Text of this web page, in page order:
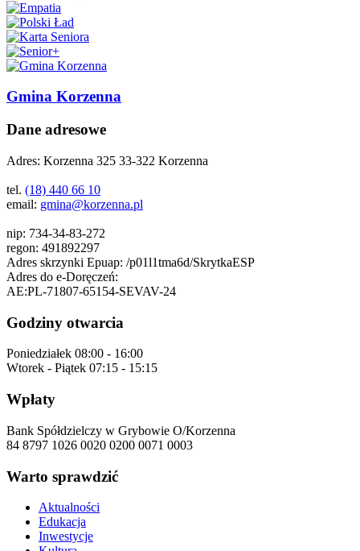
Gmina Korzenna
Dane adresowe
Adres: Korzenna 325 33-322 Korzenna
tel. (18) 440 66 10
email: gmina@korzenna.pl
nip: 734-34-83-272
regon: 491892297
Adres skrzynki Epuap: /p01l1tma6d/SkrytkaESP
Adres do e-Doręczeń:
AE:PL-71807-65154-SEVAV-24
Godziny otwarcia
Poniedziałek 08:00 - 16:00
Wtorek - Piątek 07:15 - 15:15
Wpłaty
Bank Spółdzielczy w Grybowie O/Korzenna
84 8797 1026 0020 0200 0071 0003
Warto sprawdzić
Aktualności
Edukacja
Inwestycje